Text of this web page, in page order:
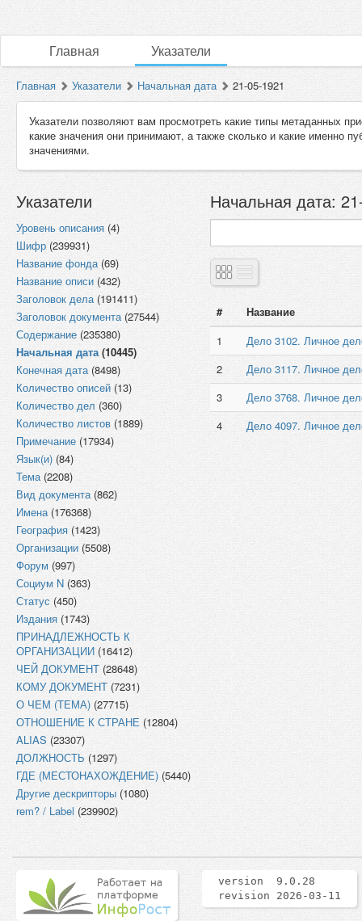
Главная Указатели
Главная Указатели Начальная дата 21-05-1921
Указатели позволяют вам просмотреть какие типы метаданных
какие значения они принимают, а также сколько и какие именно
значениями.
Указатели
Уровень описания (4)
Шифр (239931)
Название фонда(69)
Название описи (432)
Заголовок дела(191411)
Заголовок документа(27544)
Содержание (235380)
Начальная дата(10445)
Конечная дата(8498)
Количество описей (13)
Количество дел (360)
Количество листов (1889)
Примечание (17934)
Язык(и) (84)
Тема(2208)
Вид документа(862)
Имена(176368)
География (1423)
Организации (5508)
Форум (997)
Социум N (363)
Статус (450)
Издания (1743)
ПРИНАДЛЕЖНОСТЬ К
ОРГАНИЗАЦИИ (16412)
ЧЕЙ ДОКУМЕНТ (28648)
КОМУ ДОКУМЕНТ (7231)
О ЧЕМ (ТЕМА) (27715)
ОТНОШЕНИЕ К СТРАНЕ (12804)
ALIAS (23307)
ДОЛЖНОСТЬ (1297)
ГДЕ (МЕСТОНАХОЖДЕНИЕ) (5440)
Другие дескрипторы (1080)
rem? / Label (239902)
Начальная дата:
#
Название
1
Дело 3102. Личное
2
Дело 3117. Личное
3
Дело 3768. Личное
4
Дело 4097. Личное
version 9.0.28
revision 2026-03-11